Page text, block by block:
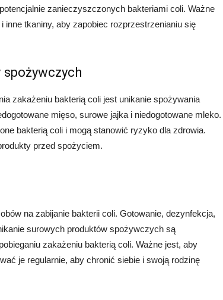
zanieczyszczonych bakteriami coli. Ważne
tkaniny, aby zapobiec rozprzestrzenianiu się
zakażeniu bakterią coli jest unikanie spożywania
mięso, surowe jajka i niedogotowane mleko.
bakterią coli i mogą stanowić ryzyko dla zdrowia.
przed spożyciem.
na zabijanie bakterii coli. Gotowanie, dezynfekcja,
surowych produktów spożywczych są
zakażeniu bakterią coli. Ważne jest, aby
je regularnie, aby chronić siebie i swoją rodzinę